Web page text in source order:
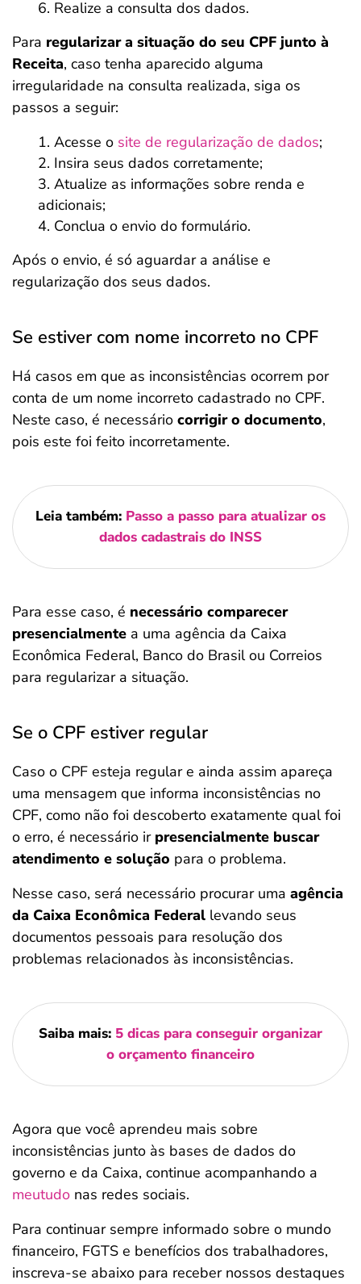
Realize a consulta dos dados.
Para regularizar a situação do seu CPF junto à
Receita, caso tenha aparecido alguma
irregularidade na consulta realizada, siga os
passos a seguir:
Acesse o site de regularização de dados;
Insira seus dados corretamente;
Atualize as informações sobre renda e
adicionais;
Conclua o envio do formulário.
Após o envio, é só aguardar a análise e
regularização dos seus dados.
Se estiver com nome incorreto no CPF
Há casos em que as inconsistências ocorrem por
conta de um nome incorreto cadastrado no CPF.
Neste caso, é necessário corrigir o documento,
pois este foi feito incorretamente.
Leia também: Passo a passo para atualizar os
dados cadastrais do INSS
Para esse caso, é necessário comparecer
presencialmente a uma agência da Caixa
Econômica Federal, Banco do Brasil ou Correios
para regularizar a situação.
Se o CPF estiver regular
Caso o CPF esteja regular e ainda assim apareça
uma mensagem que informa inconsistências no
CPF, como não foi descoberto exatamente qual foi
o erro, é necessário ir presencialmente buscar
atendimento e solução para o problema.
Nesse caso, será necessário procurar uma agência
da Caixa Econômica Federal levando seus
documentos pessoais para resolução dos
problemas relacionados às inconsistências.
Saiba mais: 5 dicas para conseguir organizar
o orçamento financeiro
Agora que você aprendeu mais sobre
inconsistências junto às bases de dados do
governo e da Caixa, continue acompanhando a
meutudo nas redes sociais.
Para continuar sempre informado sobre o mundo
financeiro, FGTS e benefícios dos trabalhadores,
inscreva-se abaixo para receber nossos destaques